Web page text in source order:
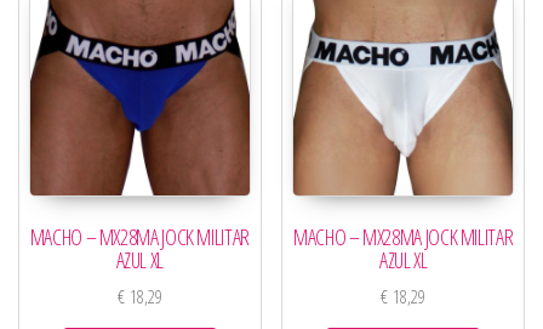
MACHO – MX28MA JOCK MILITAR
AZUL XL
€18,29
MACHO – MX28MA JOCK MILITAR
AZUL XL
€ 18,29